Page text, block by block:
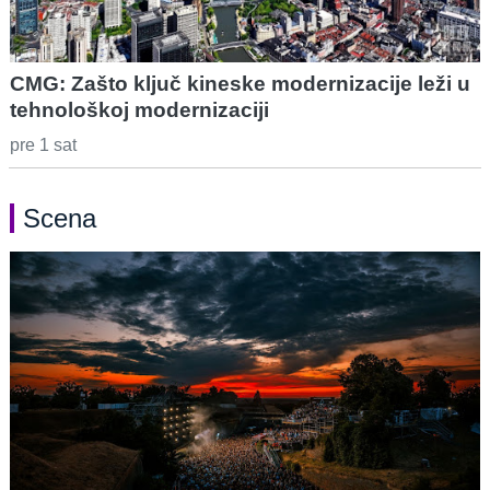
CMG: Zašto ključ kineske modernizacije leži u
tehnološkoj modernizaciji
pre 1 sat
Scena